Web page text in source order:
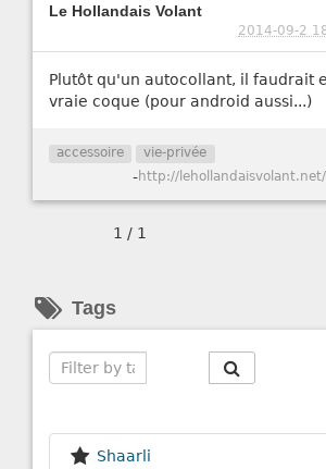
Le Hollandais Volant
2014-09-2
Plutôt qu'un autocollant, il faudrait
vraie coque (pour android aussi...)
accessoire vie-privée
-
1 / 1
Tags
Shaarli